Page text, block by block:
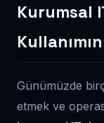
Kurumsal
Günümüzde
etmek ve